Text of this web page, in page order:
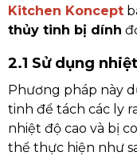
Kitchen Koncept
thủy tinh bị dính
2.1 Sử dụng nhiệt
Phương pháp này
tinh để tách các ly
nhiệt độ cao và bị
thể thực hiện như